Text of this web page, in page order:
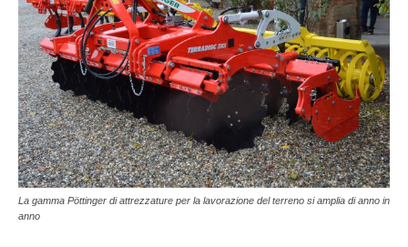
La gamma Pöttinger di attrezzature per la lavorazione del terreno si amplia di anno in
anno